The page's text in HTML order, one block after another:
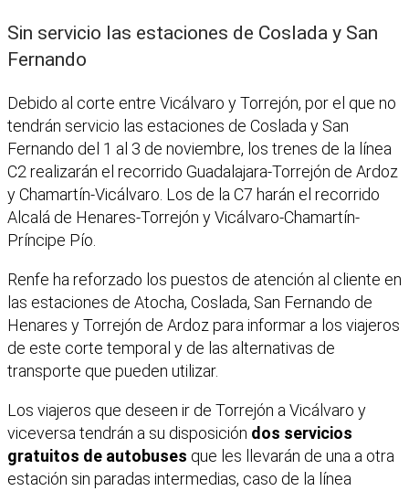
Sin servicio las estaciones de Coslada y San
Fernando
Debido al corte entre Vicálvaro y Torrejón, por el que no
tendrán servicio las estaciones de Coslada y San
Fernando del 1 al 3 de noviembre, los trenes de la línea
C2 realizarán el recorrido Guadalajara-Torrejón de Ardoz
y Chamartín-Vicálvaro. Los de la C7 harán el recorrido
Alcalá de Henares-Torrejón y Vicálvaro-Chamartín-
Príncipe Pío.
Renfe ha reforzado los puestos de atención al cliente en
las estaciones de Atocha, Coslada, San Fernando de
Henares y Torrejón de Ardoz para informar a los viajeros
de este corte temporal y de las alternativas de
transporte que pueden utilizar.
Los viajeros que deseen ir de Torrejón a Vicálvaro y
viceversa tendrán a su disposición dos servicios
gratuitos de autobuses que les llevarán de una a otra
estación sin paradas intermedias, caso de la línea